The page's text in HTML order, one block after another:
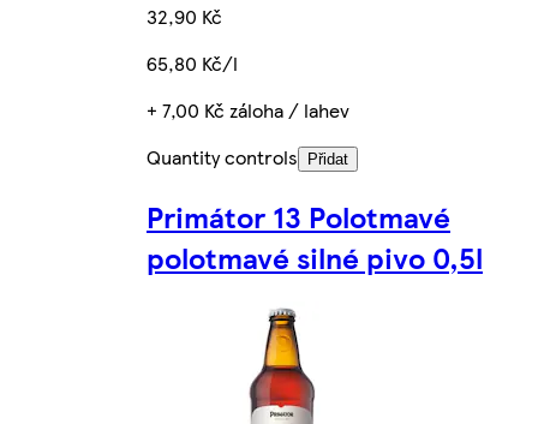
32,90 Kč
65,80 Kč/l
+ 7,00 Kč záloha / lahev
Quantity controls
Přidat
Primátor 13 Polotmavé
polotmavé silné pivo 0,5l